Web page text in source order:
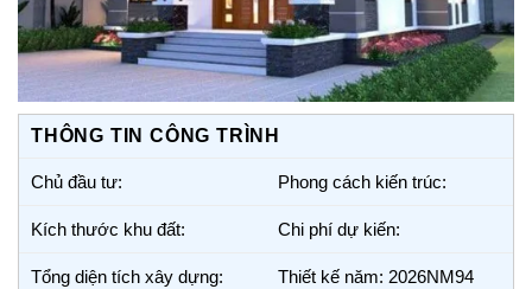
THÔNG TIN CÔNG TRÌNH
Chủ đầu tư: Phong cách kiến trúc:
Kích thước khu đất: Chi phí dự kiến:
Tổng diện tích xây dựng: Thiết kế năm: 2026NM94